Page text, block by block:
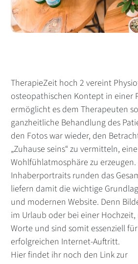
TherapieZeit hoch 2 vereint
osteopathischen Kontept in einer
ermöglicht es dem Therapeuten
ganzheitliche Behandlung des
den Fotos war wieder, den
„Zuhause seins“ zu vermitteln, eine
Wohlfühlatmosphäre zu
Inhaberportraits runden das
liefern damit die wichtige
und modernen Website. Denn
im Urlaub oder bei einer Hochzeit,
Worte und sind somit essenziell
erfolgreichen Internet-Auftritt.
Hier findet ihr noch den Link zur